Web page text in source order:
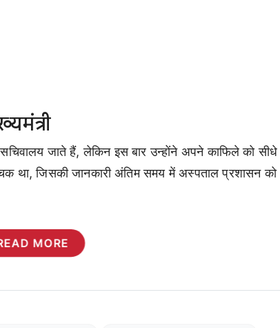
जाते हैं, लेकिन इस बार उन्होंने अपने काफिले को सीधे
था, जिसकी जानकारी अंतिम समय में अस्पताल प्रशासन को
MORE